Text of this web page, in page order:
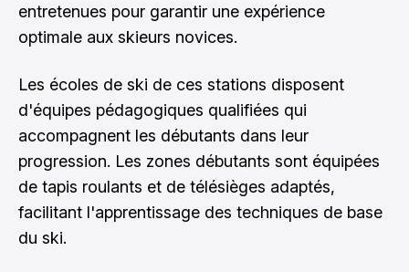
entretenues pour garantir une expérience
optimale aux skieurs novices.
Les écoles de ski de ces stations disposent
d'équipes pédagogiques qualifiées qui
accompagnent les débutants dans leur
progression. Les zones débutants sont équipées
de tapis roulants et de télésièges adaptés,
facilitant l'apprentissage des techniques de base
du ski.